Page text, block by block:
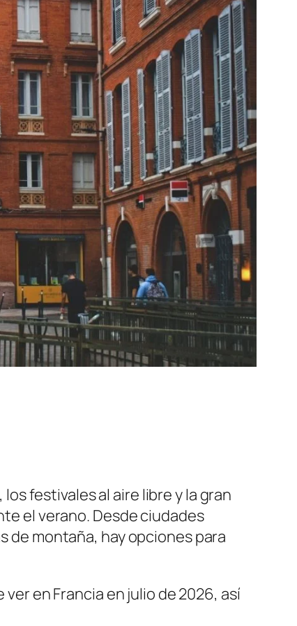
festivales al aire libre y la gran
el verano. Desde ciudades
de montaña, hay opciones para
en Francia en julio de 2026, así